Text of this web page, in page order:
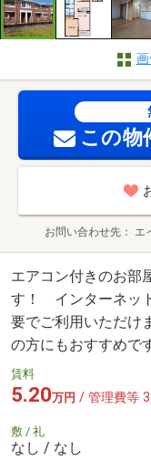
画
この物
お問い合わせ先 エ
エアコン付きのお部
す！ インターネッ
要でご利用いただけ
の方にもおすすめで
賃料
5.20万円 / 管理費等
敷 / 礼
なし / なし